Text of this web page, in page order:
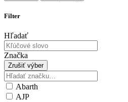
Filter
Hľadať
Značka
Zrušiť výber
Abarth
AJP